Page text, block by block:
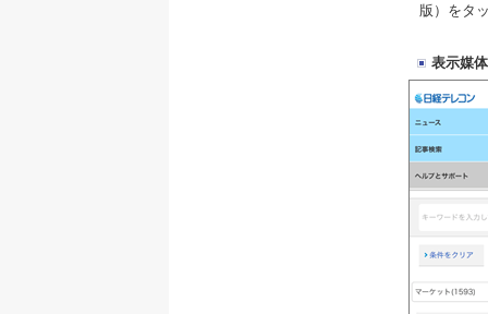
版）をタ
表示媒